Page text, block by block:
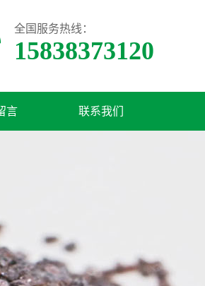
全国服务热线：
15838373120
言 联系我们